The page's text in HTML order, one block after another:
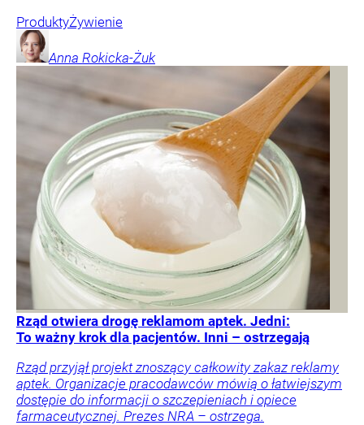
ProduktyŻywienie
Anna Rokicka-Żuk
Rząd otwiera drogę reklamom aptek. Jedni:
To ważny krok dla pacjentów. Inni – ostrzegają
Rząd przyjął projekt znoszący całkowity zakaz reklamy
aptek. Organizacje pracodawców mówią o łatwiejszym
dostępie do informacji o szczepieniach i opiece
farmaceutycznej. Prezes NRA – ostrzega.